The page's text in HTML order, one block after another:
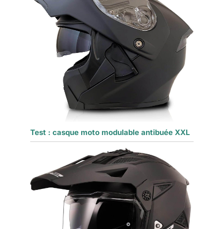
Test : casque moto modulable antibuée XXL